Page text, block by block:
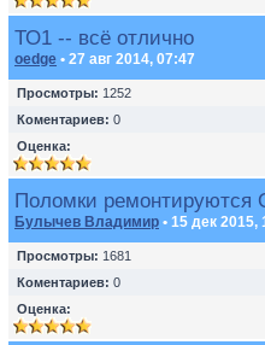
ТО1 -- всё отлично
oedge • 27 авг 2014, 07:47
Просмотры: 1252
Коментариев: 0
Оценка:
Поломки
Булычев Владимир • 15 дек 2015,
Просмотры: 1681
Коментариев: 0
Оценка: